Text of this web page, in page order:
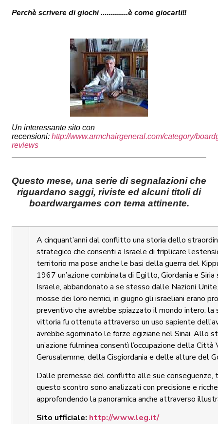
Perchè scrivere di giochi …………..è come giocarli!!
Un interessante sito con
recensioni: http://www.armchairgeneral.com/category/
reviews
Questo mese, una serie di segnalazioni che
riguardano saggi, riviste ed alcuni titoli di
boardwargames con tema attinente.
A cinquant’anni dal conflitto una storia dello
strategico che consenti a Israele di triplicare
territorio ma pose anche le basi della guerra del
1967 un’azione combinata di Egitto, Giordania e Siria
Israele, abbandonato a se stesso dalle Nazioni
mosse dei loro nemici, in giugno gli israeliani erano
preventivo che avrebbe spiazzato il mondo intero: la
vittoria fu ottenuta attraverso un uso sapiente
avrebbe sgominato le forze egiziane nel Sinai. Allo
un’azione fulminea consentì l’occupazione della Città
Gerusalemme, della Cisgiordania e delle alture del
Dalle premesse del conflitto alle sue
questo scontro sono analizzati con precisione e
approfondendo la panoramica anche attraverso
Sito ufficiale: http://www.leg.it/